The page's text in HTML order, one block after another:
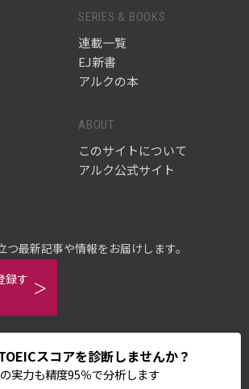
スコアを診断しませんか？
実力も精度95％で分析します
SERIES & BOOKS
連載一覧
EJ新書
アルクの本
ABOUT
このサイトについて
アルク公式サイト
つ最新記事や情報をお届けします。
録す